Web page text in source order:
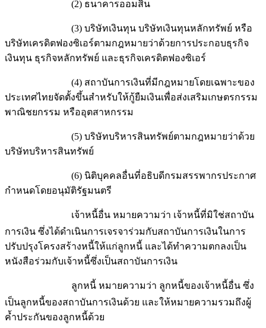
(2) ธนาคารออมสิน
(3) บริษัทเงินทุน บริษัทเงินทุนหลักทรัพย์ หรือ
บริษัทเครดิตฟองซิเอร์ตามกฎหมายว่าด้วยการประกอบธุรกิจ
เงินทุน ธุรกิจหลักทรัพย์ และธุรกิจเครดิตฟองซิเอร์
(4) สถาบันการเงินที่มีกฎหมายโดยเฉพาะของ
ประเทศไทยจัดตั้งขึ้นสำหรับให้กู้ยืมเงินเพื่อส่งเสริมเกษตรกรรม
พาณิชยกรรม หรืออุตสาหกรรม
(5) บริษัทบริหารสินทรัพย์ตามกฎหมายว่าด้วย
บริษัทบริหารสินทรัพย์
(6) นิติบุคคลอื่นที่อธิบดีกรมสรรพากรประกาศ
กำหนดโดยอนุมัติรัฐมนตรี
เจ้าหนี้อื่น หมายความว่า เจ้าหนี้ที่มิใช่สถาบัน
การเงิน ซึ่งได้ดำเนินการเจรจาร่วมกับสถาบันการเงินในการ
ปรับปรุงโครงสร้างหนี้ให้แก่ลูกหนี้ และได้ทำความตกลงเป็น
หนังสือร่วมกับเจ้าหนี้ซึ่งเป็นสถาบันการเงิน
ลูกหนี้ หมายความว่า ลูกหนี้ของเจ้าหนี้อื่น ซึ่ง
เป็นลูกหนี้ของสถาบันการเงินด้วย และให้หมายความรวมถึงผู้
ค้ำประกันของลูกหนี้ด้วย